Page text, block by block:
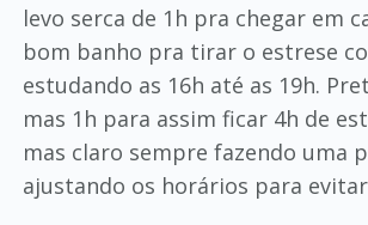
levo serca de 1h pra chegar em
bom banho pra tirar o estrese
estudando as 16h até as 19h.
mas 1h para assim ficar 4h de
mas claro sempre fazendo uma
ajustando os horários para